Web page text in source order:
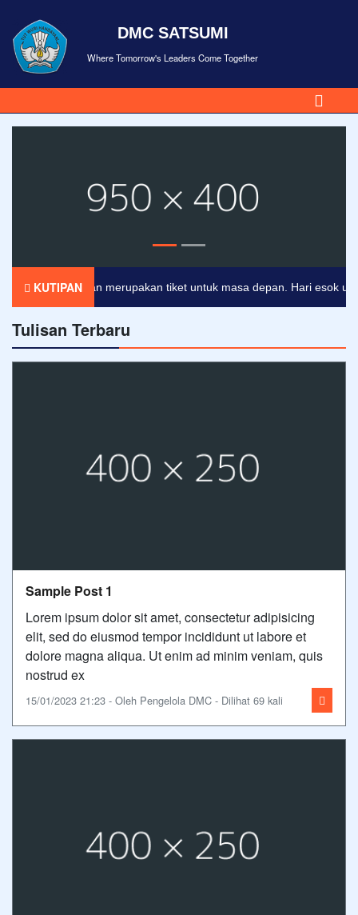
DMC SATSUMI
Where Tomorrow's Leaders Come Together
KUTIPAN
Pendidikan merupakan tiket untuk masa depan. Hari esok
Tulisan Terbaru
Sample Post 1
Lorem ipsum dolor sit amet, consectetur adipisicing
elit, sed do eiusmod tempor incididunt ut labore et
dolore magna aliqua. Ut enim ad minim veniam, quis
nostrud ex
15/01/2023 21:23 - Oleh Pengelola DMC - Dilihat 69 kali